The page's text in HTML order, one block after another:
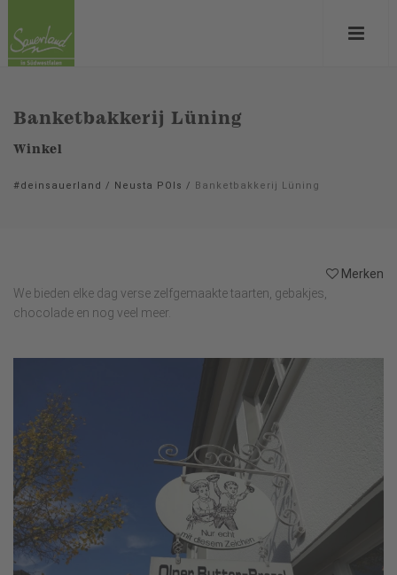
Banketbakkerij Lüning
Winkel
#deinsauerland / Neusta POIs / Banketbakkerij Lüning
Merken
We bieden elke dag verse zelfgemaakte taarten, gebakjes,
chocolade en nog veel meer.